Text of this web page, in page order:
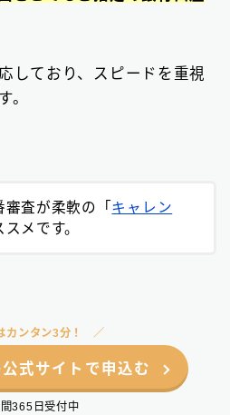
しており、スピードを重視
。
審査が柔軟の「 キャレン
スメです。
カンタン3分！
式サイトで申込む
365日受付中